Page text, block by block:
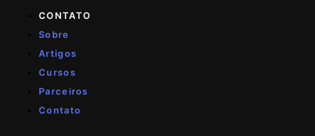
CONTATO
Sobre
Artigos
Cursos
Parceiros
Contato